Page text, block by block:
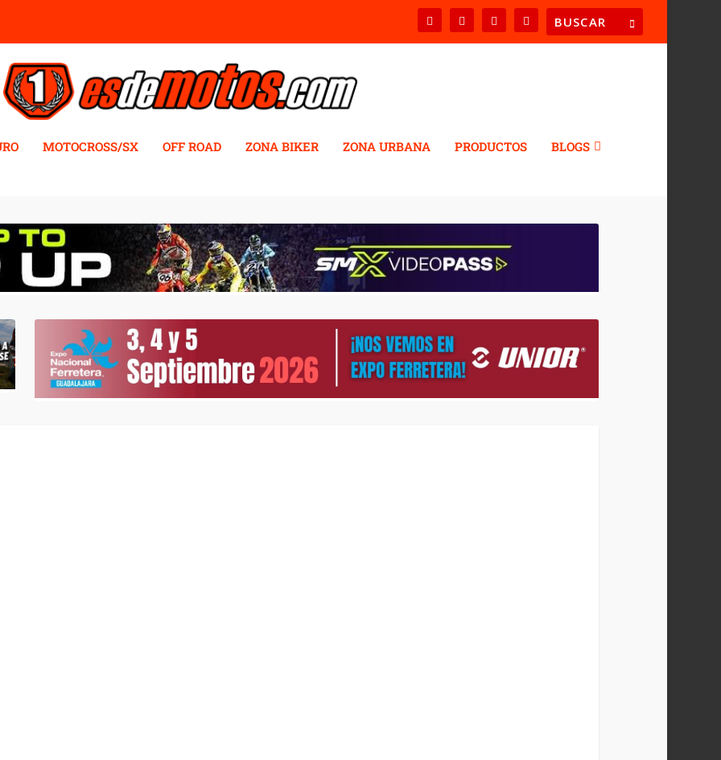
MOTOCROSS/SX OFF ROAD ZONA BIKER ZONA URBANA PRODUCTOS BLOGS